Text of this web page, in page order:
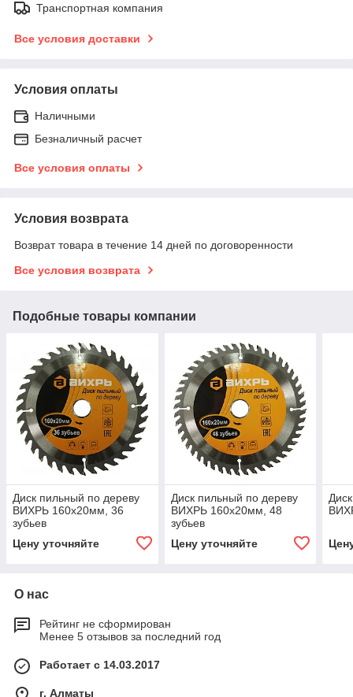
Транспортная компания
Все условия доставки
Условия оплаты
Наличными
Безналичный расчет
Все условия оплаты
Условия возврата
Возврат товара в течение 14 дней по договоренности
Все условия возврата
Подобные товары компании
Диск пильный по дереву
ВИХРЬ 160х20мм, 36
зубьев
Цену уточняйте
Диск пильный по дереву
ВИХРЬ 160х20мм, 48
зубьев
Цену уточняйте
О нас
Рейтинг не сформирован
Менее 5 отзывов за последний год
Работает с 14.03.2017
г. Алматы